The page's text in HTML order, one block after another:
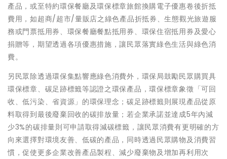
產品，或至特約環保餐廳及環保標章旅館換購電子優惠卷後折抵
費用，如超商/超市/量販店之綠色產品折抵券、生態觀光旅遊服
務或門票抵用券、環保餐廳餐點抵用券、環保住宿抵用券及愛心
捐贈等，期望透過各項優惠措施，讓民眾落實綠色生活與綠色消
費。
另民眾除透過環保集點響應綠色消費外，環保局鼓勵民眾購買具
環保標章、碳足跡標籤等認證之環保產品，環保標章象徵「可回
收、低污染、省資源」的環保理念；碳足跡標籤則展現產品從原
料取得到最後廢棄回收的碳排放量；若企業承諾並達成5年內減
少3%的碳排量則可申請取得減碳標籤，讓民眾消費有更明確的方
向來選擇對環境友善、低碳的產品，同時透過民眾購物及消費習
慣，促使更多企業改善產品製程、減少廢棄物及增加再利用次